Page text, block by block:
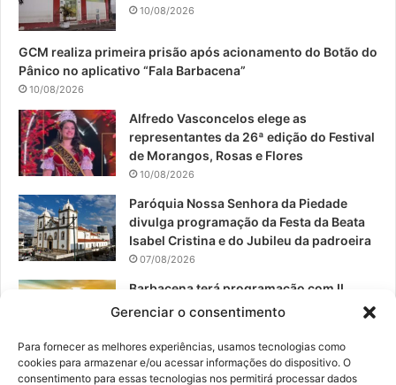
Gerenciar o consentimento
Para fornecer as melhores experiências, usamos tecnologias como
cookies para armazenar e/ou acessar informações do dispositivo. O
consentimento para essas tecnologias nos permitirá processar dados
o
o
k
e
r
m
10/08/2026
GCM realiza primeira prisão após acionamento do Botão do
Pânico no aplicativo “Fala Barbacena”
10/08/2026
Alfredo Vasconcelos elege as
representantes da 26ª edição do Festival
de Morangos, Rosas e Flores
10/08/2026
Paróquia Nossa Senhora da Piedade
divulga programação da Festa da Beata
Isabel Cristina e do Jubileu da padroeira
07/08/2026
Barbacena terá programação com II
Festival Gastronômico e a 4ª Semana da
anos da cidade
07/08/2026